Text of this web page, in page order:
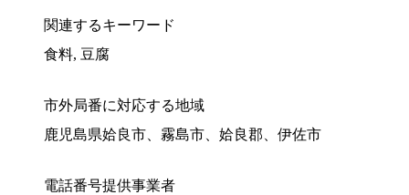
関連するキーワード
食料, 豆腐
市外局番に対応する地域
鹿児島県姶良市、霧島市、姶良郡、伊佐市
電話番号提供事業者